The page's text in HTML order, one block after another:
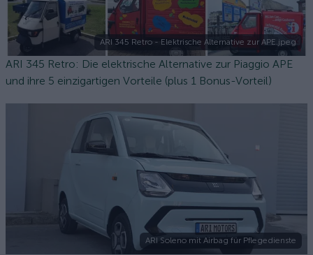
ARI 345 Retro - Elektrische Alternative zur APE.jpeg
ARI 345 Retro: Die elektrische Alternative zur Piaggio APE
und ihre 5 einzigartigen Vorteile (plus 1 Bonus-Vorteil)
ARI Soleno mit Airbag für Pflegedienste